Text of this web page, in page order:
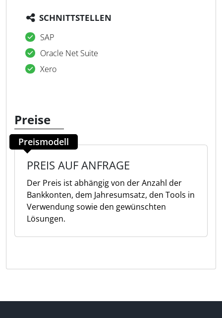
SCHNITTSTELLEN
SAP
Oracle Net Suite
Xero
Preise
Preismodell
PREIS AUF ANFRAGE
Der Preis ist abhängig von der Anzahl der
Bankkonten, dem Jahresumsatz, den Tools in
Verwendung sowie den gewünschten
Lösungen.